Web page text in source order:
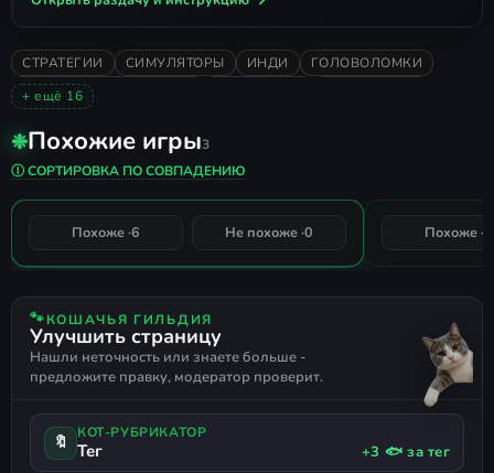
СТРАТЕГИИ СИМУЛЯТОРЫ ИНДИ
ГОЛОВОЛОМКИ
ПИКСЕЛЬНАЯ ГРАФИКА
ОДИНОЧНАЯ
АТМОСФЕРНАЯ
КРАЙНЕ ПОЛОЖИТЕЛЬНЫЕ
СЛОЖНАЯ
ПОШАГОВАЯ ТАКТИКА
ПОСТРОЕНИЕ КОЛОДЫ
+ ещё 16
❉Похожие игры3
Ⓘ СОРТИРОВКА ПО СОВПАДЕНИЮ
100%
Dice A Million
Похоже ·6 Не похоже ·0 Похоже ·
🐾КОШАЧЬЯ ГИЛЬДИЯ
Улучшить страницу
Нашли неточность или знаете больше -
предложите правку, модератор проверит.
🔖 КОТ-РУБРИКАТОР
Тег +3 🐟 за тег